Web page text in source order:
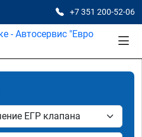
+7 351 200-52-06